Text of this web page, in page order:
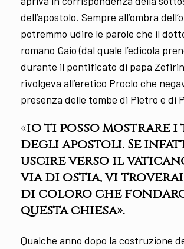
dell’apostolo. Sempre all’ombra
potremmo udire le parole che il
romano Gaio (dal quale l’edicola
durante il pontificato di papa
rivolgeva all’eretico Proclo che
presenza delle tombe di Pietro e di
«io ti posso mostrare
degli apostoli. Se
uscire verso il
via di ostia, vi
di coloro che
questa chiesa».
Qualche anno dopo la costruzione